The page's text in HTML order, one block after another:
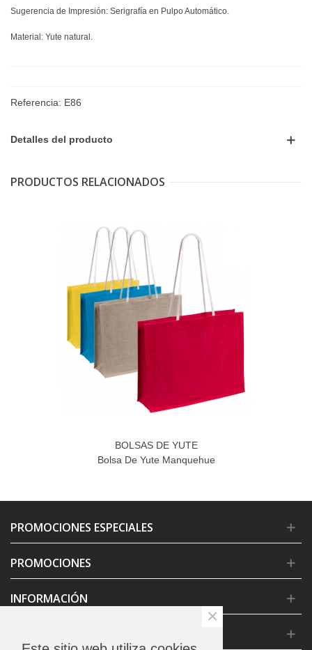
Sugerencia de Impresión: Serigrafía en Pulpo Automático.
Material: Yute natural.
Referencia: E86
Detalles del producto
PRODUCTOS RELACIONADOS
BOLSAS DE YUTE
Bolsa De Yute Manquehue
PROMOCIONES ESPECIALES
PROMOCIONES
INFORMACIÓN
×